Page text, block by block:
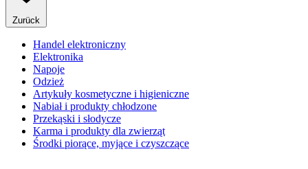
Zurück
Handel elektroniczny
Elektronika
Napoje
Odzież
Artykuły kosmetyczne i higieniczne
Nabiał i produkty chłodzone
Przekąski i słodycze
Karma i produkty dla zwierząt
Środki piorące, myjące i czyszczące